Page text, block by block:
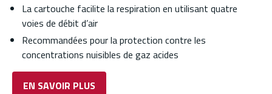
La cartouche facilite la respiration en utilisant quatre
voies de débit d’air
Recommandées pour la protection contre les
concentrations nuisibles de gaz acides
EN SAVOIR PLUS